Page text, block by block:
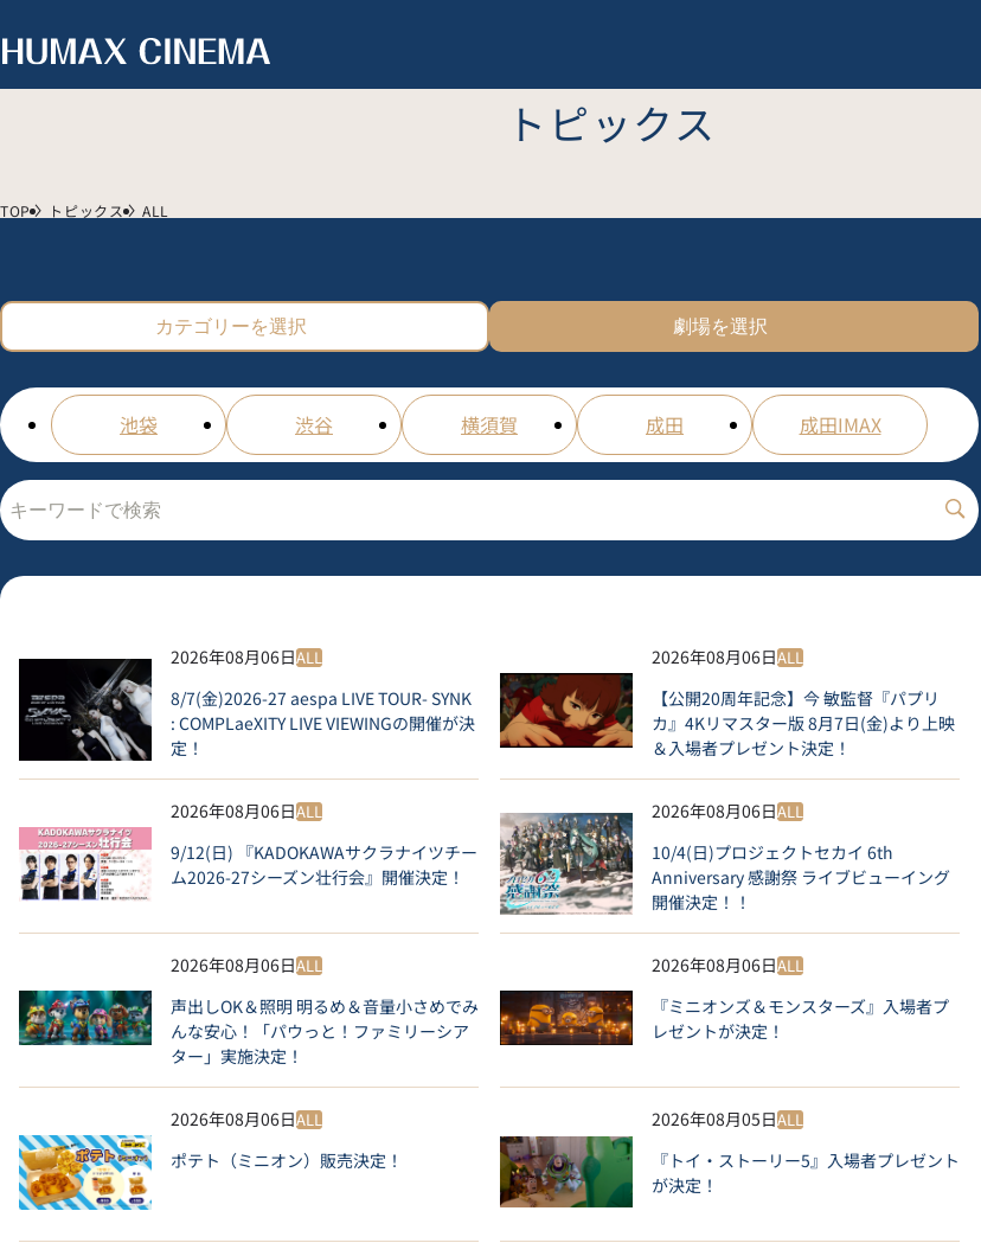
トピックス
TOP トピックス ALL
カテゴリーを選択 劇場を選択
池袋 渋谷 横須賀 成田 成田IMAX
2026年08月06日ALL
8/7(金)2026-27 aespa LIVE TOUR- SYNK
: COMPLaeXITY LIVE VIEWINGの開催が決
定！
2026年08月06日ALL
【公開20周年記念】今 敏監督『パプリ
カ』4Kリマスター版 8月7日(金)より上映
＆入場者プレゼント決定！
2026年08月06日ALL
9/12(日) 『KADOKAWAサクラナイツチー
ム2026-27シーズン壮行会』開催決定！
2026年08月06日ALL
10/4(日)プロジェクトセカイ 6th
Anniversary 感謝祭 ライブビューイング
開催決定！！
2026年08月06日ALL
声出しOK＆照明 明るめ＆音量小さめでみ
んな安心！「パウっと！ファミリーシア
ター」実施決定！
2026年08月06日ALL
『ミニオンズ＆モンスターズ』入場者プ
レゼントが決定！
2026年08月06日ALL
ポテト（ミニオン）販売決定！
2026年08月05日ALL
『トイ・ストーリー5』入場者プレゼント
が決定！